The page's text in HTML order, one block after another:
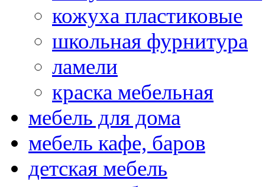
кожуха пластиковые
школьная фурнитура
ламели
краска мебельная
мебель для дома
мебель кафе, баров
детская мебель